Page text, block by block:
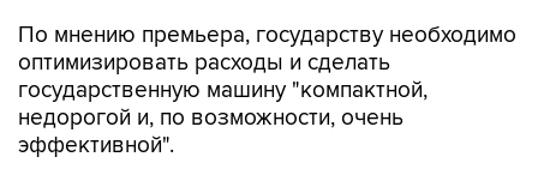
По мнению премьера, государству необходимо
оптимизировать расходы и сделать
государственную машину "компактной,
недорогой и, по возможности, очень
эффективной".